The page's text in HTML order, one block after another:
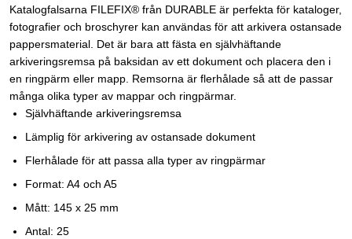
Katalogfalsarna FILEFIX® från DURABLE är perfekta för kataloger,
fotografier och broschyrer kan användas för att arkivera ostansade
pappersmaterial. Det är bara att fästa en självhäftande
arkiveringsremsa på baksidan av ett dokument och placera den i
en ringpärm eller mapp. Remsorna är flerhålade så att de passar
många olika typer av mappar och ringpärmar.
Självhäftande arkiveringsremsa
Lämplig för arkivering av ostansade dokument
Flerhålade för att passa alla typer av ringpärmar
Format: A4 och A5
Mått: 145 x 25 mm
Antal: 25